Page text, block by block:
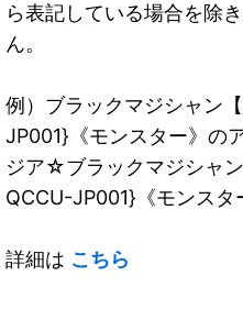
ら表記している場合を除
ん。
例）ブラックマジシャン
JP001}《モンスター》の
ジア☆ブラックマジシャ
QCCU-JP001}《モンスタ
詳細は こちら